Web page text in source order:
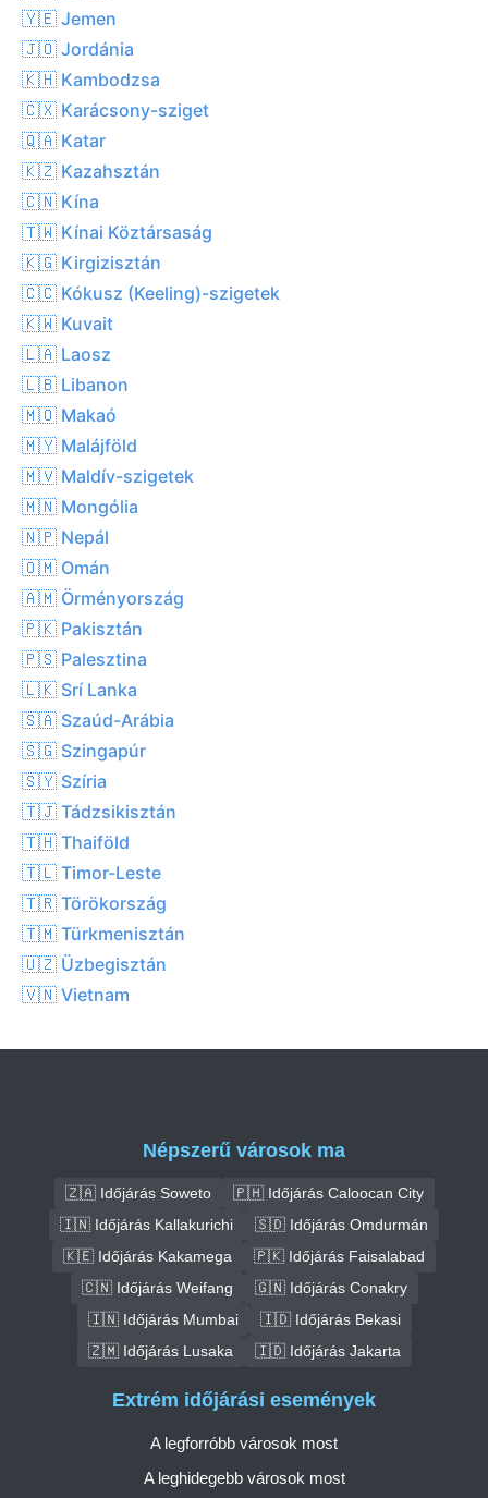
🇾🇪 Jemen
🇯🇴 Jordánia
🇰🇭 Kambodzsa
🇨🇽 Karácsony-sziget
🇶🇦 Katar
🇰🇿 Kazahsztán
🇨🇳 Kína
🇹🇼 Kínai Köztársaság
🇰🇬 Kirgizisztán
🇨🇨 Kókusz (Keeling)-szigetek
🇰🇼 Kuvait
🇱🇦 Laosz
🇱🇧 Libanon
🇲🇴 Makaó
🇲🇾 Malájföld
🇲🇻 Maldív-szigetek
🇲🇳 Mongólia
🇳🇵 Nepál
🇴🇲 Omán
🇦🇲 Örményország
🇵🇰 Pakisztán
🇵🇸 Palesztina
🇱🇰 Srí Lanka
🇸🇦 Szaúd-Arábia
🇸🇬 Szingapúr
🇸🇾 Szíria
🇹🇯 Tádzsikisztán
🇹🇭 Thaiföld
🇹🇱 Timor-Leste
🇹🇷 Törökország
🇹🇲 Türkmenisztán
🇺🇿 Üzbegisztán
🇻🇳 Vietnam
Népszerű városok ma
🇿🇦 Időjárás Soweto
🇵🇭 Időjárás Caloocan City
🇮🇳 Időjárás Kallakurichi
🇸🇩 Időjárás Omdurmán
🇰🇪 Időjárás Kakamega
🇵🇰 Időjárás Faisalabad
🇨🇳 Időjárás Weifang
🇬🇳 Időjárás Conakry
🇮🇳 Időjárás Mumbai
🇮🇩 Időjárás Bekasi
🇿🇲 Időjárás Lusaka
🇮🇩 Időjárás Jakarta
Extrém időjárási események
A legforróbb városok most
A leghidegebb városok most